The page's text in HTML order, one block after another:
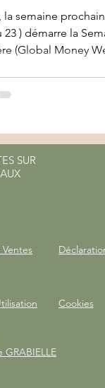
la semaine
23 ) démarre la
(Global Money
SUR
Cookies